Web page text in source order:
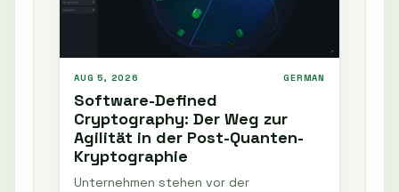
AUG 5, 2026 GERMAN
Software-Defined
Cryptography: Der Weg zur
Agilität in der Post-Quanten-
Kryptographie
Unternehmen stehen vor der